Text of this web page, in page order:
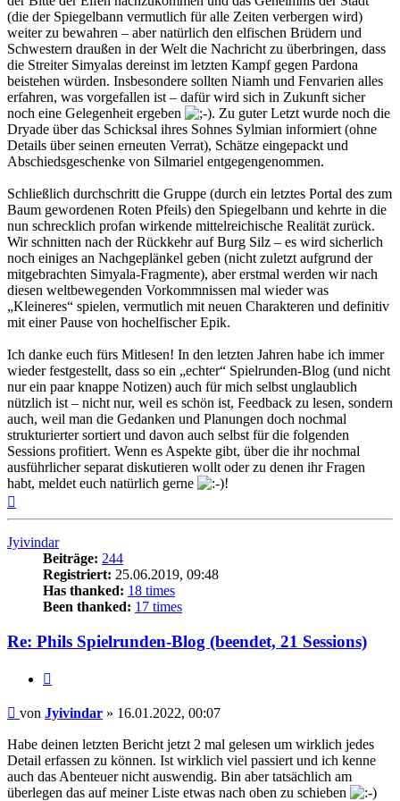
(die der Spiegelbann vermutlich für alle Zeiten verbergen wird)
weiter zu bewahren – aber natürlich den elfischen Brüdern und
Schwestern draußen in der Welt die Nachricht zu überbringen, dass
die Streiter Simyalas dereinst im letzten Kampf gegen Pardona
beistehen würden. Insbesondere sollten Niamh und Fenvarien alles
erfahren, was vorgefallen ist – dafür wird sich in Zukunft sicher
noch eine Gelegenheit ergeben
. Zu guter Letzt wurde noch die
Dryade über das Schicksal ihres Sohnes Sylmian informiert (ohne
Details über seinen erneuten Verrat), Schätze eingepackt und
Abschiedsgeschenke von Silmariel entgegengenommen.
Schließlich durchschritt die Gruppe (durch ein letztes Portal des zum
Baum gewordenen Roten Pfeils) den Spiegelbann und kehrte in die
nun schrecklich profan wirkende mittelreichische Realität zurück.
Wir schnitten nach der Rückkehr auf Burg Silz – es wird sicherlich
noch einiges an Nachgeplänkel geben (nicht zuletzt aufgrund der
mitgebrachten Simyala-Fragmente), aber erstmal werden wir nach
diesen weltbewegenden Vorkommnissen mal wieder was
„Kleineres“ spielen, vermutlich mit neuen Charakteren und definitiv
mit einer Pause von hochelfischer Epik.
Ich danke euch fürs Mitlesen! In den letzten Jahren habe ich immer
wieder festgestellt, dass so ein „echter“ Spielrunden-Blog (und nicht
nur ein paar knappe Notizen) auch für mich selbst unglaublich
nützlich ist – nicht nur, weil es schön ist, Feedback zu lesen, sondern
auch, weil man die Gedanken und Planungen doch nochmal
strukturierter sortiert und davon auch selbst für die folgenden
Sessions profitiert. Wenn es Aspekte gibt, über die ihr nochmal
ausführlicher separat diskutieren wollt oder zu denen ihr Fragen
habt, meldet euch natürlich gerne
!
Jyivindar
Beiträge: 244
Registriert: 25.06.2019, 09:48
Has thanked: 18 times
Been thanked: 17 times
Re: Phils Spielrunden-Blog (beendet, 21 Sessions)
Beitrag
von Jyivindar » 16.01.2022, 00:07
Habe deinen letzten Bericht jetzt 2 mal gelesen um wirklich jedes
Detail erfassen zu können. Ist wirklich viel passiert und ich kenne
auch das Abenteuer nicht auswendig. Bin aber tatsächlich am
überlegen das auf meiner Liste etwas nach oben zu schieben